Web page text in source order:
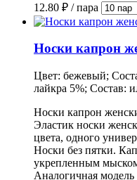
12.80 ₽ / пара
Носки капрон
Цвет: бежевый;
лайкра 5%; Состав:
Носки капрон
Эластик носки
цвета, одного
Носки без пятки.
укрепленным
Аналогичная модель